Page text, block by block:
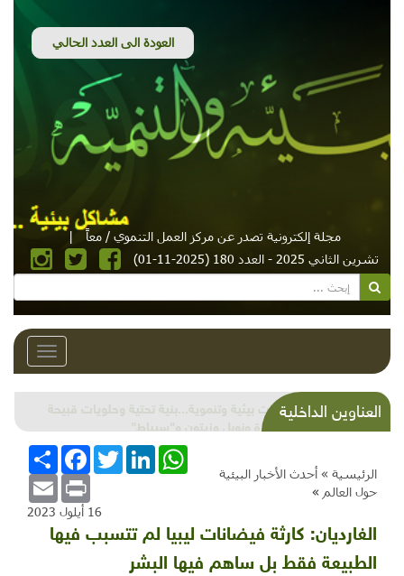
مجلة إلكترونية تصدر عن مركز العمل التنموي / معاً
|
تشرين الثاني 2025 - العدد 180 (2025-11-01)
Toggle
العناوين الداخليةشذرات بيئية وتنموية...بنية تحتية وحلويات قبيحة
وحاكورة ونوبل وزيتون و"سيباط"
الرئيسية » أحدث الأخبار البيئية
حول العالم »
انشر
FacebookTwitterLinkedInWhatsApp
Email Print
16 أيلول 2023
الغارديان: كارثة فيضانات ليبيا لم تتسبب فيها
الطبيعة فقط بل ساهم فيها البشر